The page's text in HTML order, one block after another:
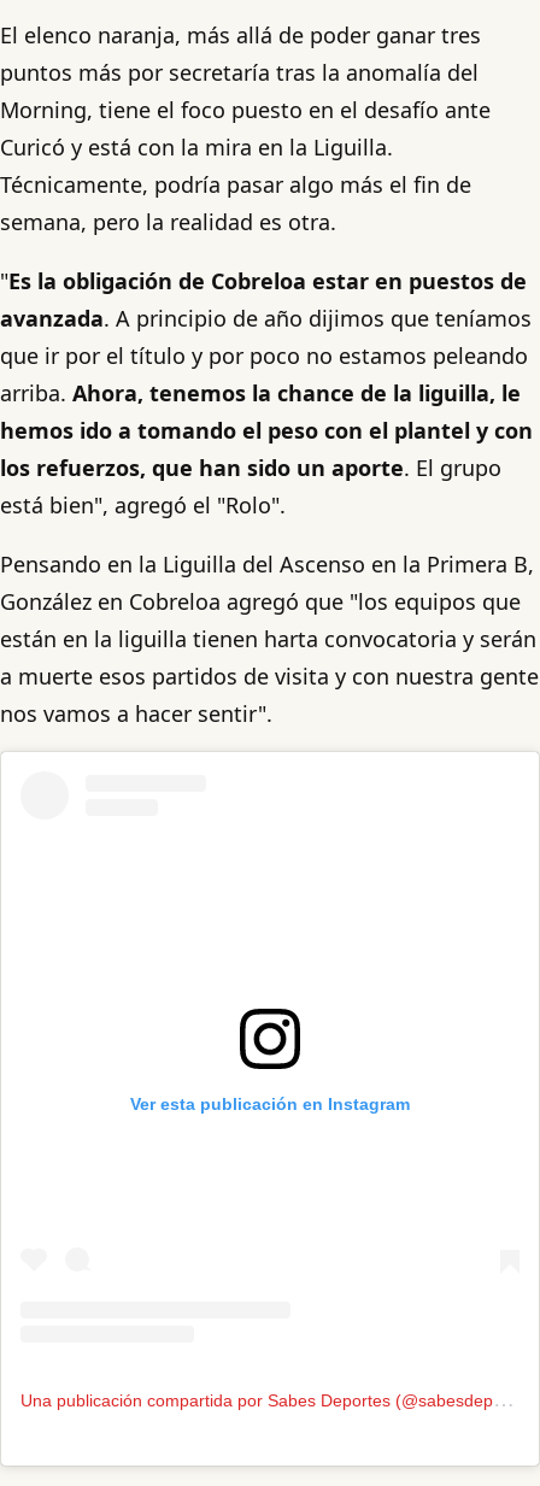
El elenco naranja, más allá de poder ganar tres
puntos más por secretaría tras la anomalía del
Morning, tiene el foco puesto en el desafío ante
Curicó y está con la mira en la Liguilla.
Técnicamente, podría pasar algo más el fin de
semana, pero la realidad es otra.
"Es la obligación de Cobreloa estar en puestos de
avanzada. A principio de año dijimos que teníamos
que ir por el título y por poco no estamos peleando
arriba. Ahora, tenemos la chance de la liguilla, le
hemos ido a tomando el peso con el plantel y con
los refuerzos, que han sido un aporte. El grupo
está bien", agregó el "Rolo".
Pensando en la Liguilla del Ascenso en la Primera B,
González en Cobreloa agregó que "los equipos que
están en la liguilla tienen harta convocatoria y serán
a muerte esos partidos de visita y con nuestra gente
nos vamos a hacer sentir".
Ver esta publicación en Instagram
U
na publicación compartida por Sabes Deportes (@sabesdeportes)